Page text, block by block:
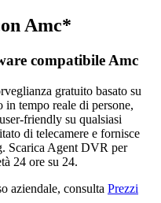
Amc*
compatibile Amc
gratuito basato su
tempo reale di persone,
friendly su qualsiasi
di telecamere e fornisce
Scarica Agent DVR per
24 ore su 24.
aziendale, consulta Prezzi